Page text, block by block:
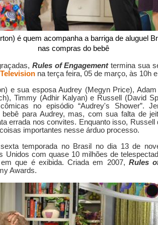
é quem acompanha a barriga de aluguel
nas compras do bebê
Rules of Engagement termina sua
na terça feira, 05 de março, às 10h
e sua esposa Audrey (Megyn Price),
Timmy (Adhir Kalyan) e Russell (David
no episódio “Audrey's Shower”.
para Audrey, mas, com sua falta de
errada nos convites. Enquanto isso, Russell
importantes nesse árduo processo.
temporada no Brasil no dia 13 de
Unidos com quase 10 milhões de
em que é exibida. Criada em 2007,Rules
Awards.